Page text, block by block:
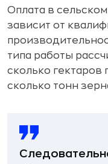
Оплата в
зависит от
типа работы
сколько гектаров
сколько тонн